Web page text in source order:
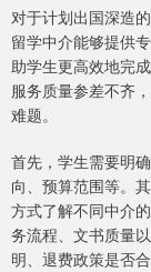
对于计划出国深造
留学中介能够提供
助学生更高效地完
服务质量参差不齐
难题。
首先，学生需要明
向、预算范围等。
方式了解不同中介
务流程、文书质量
明、退费政策是否